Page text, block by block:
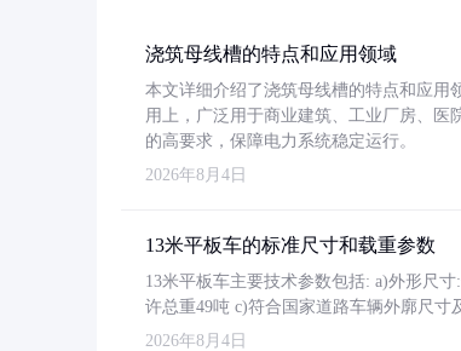
浇筑母线槽的特点和应用领域
本文详细介绍了浇筑母线槽的特点和应用
用上，广泛用于商业建筑、工业厂房、医
的高要求，保障电力系统稳定运行。
2026年8月4日
13米平板车的标准尺寸和载重参数
13米平板车主要技术参数包括: a)外形尺
许总重49吨 c)符合国家道路车辆外廓尺寸
2026年8月4日